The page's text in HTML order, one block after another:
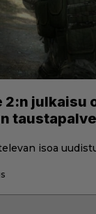
julkaisu
isoa